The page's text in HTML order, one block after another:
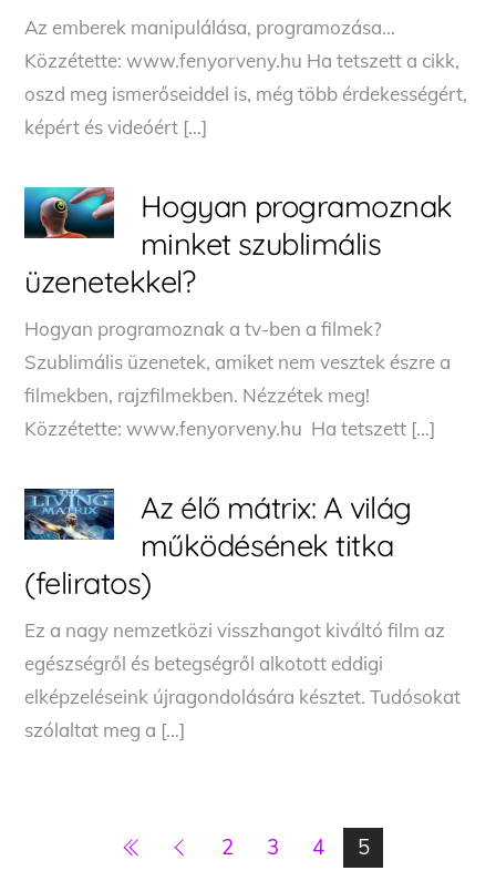
Az emberek manipulálása, programozása…
Közzétette: www.fenyorveny.hu Ha tetszett a cikk,
oszd meg ismerőseiddel is, még több érdekességért,
képért és videóért […]
Hogyan programoznak
minket szublimális
üzenetekkel?
Hogyan programoznak a tv-ben a filmek?
Szublimális üzenetek, amiket nem vesztek észre a
filmekben, rajzfilmekben. Nézzétek meg!
Közzétette: www.fenyorveny.hu Ha tetszett […]
Az élő mátrix: A világ
működésének titka
(feliratos)
Ez a nagy nemzetközi visszhangot kiváltó film az
egészségről és betegségről alkotott eddigi
elképzeléseink újragondolására késztet. Tudósokat
szólaltat meg a […]
2 3 4 5